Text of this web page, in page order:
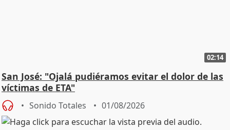
02:14
San José: "Ojalá pudiéramos evitar el dolor de las
víctimas de ETA"
Sonido Totales 01/08/2026